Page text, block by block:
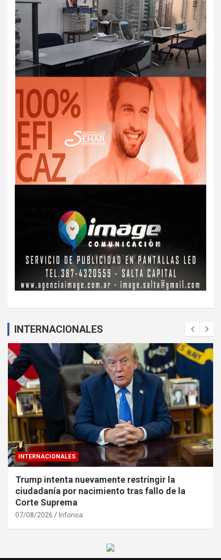
INTERNACIONALES
INTERNACIONALES
Trump intenta nuevamente restringir la
ciudadanía por nacimiento tras fallo de la
Corte Suprema
07/08/2026 Infonoa